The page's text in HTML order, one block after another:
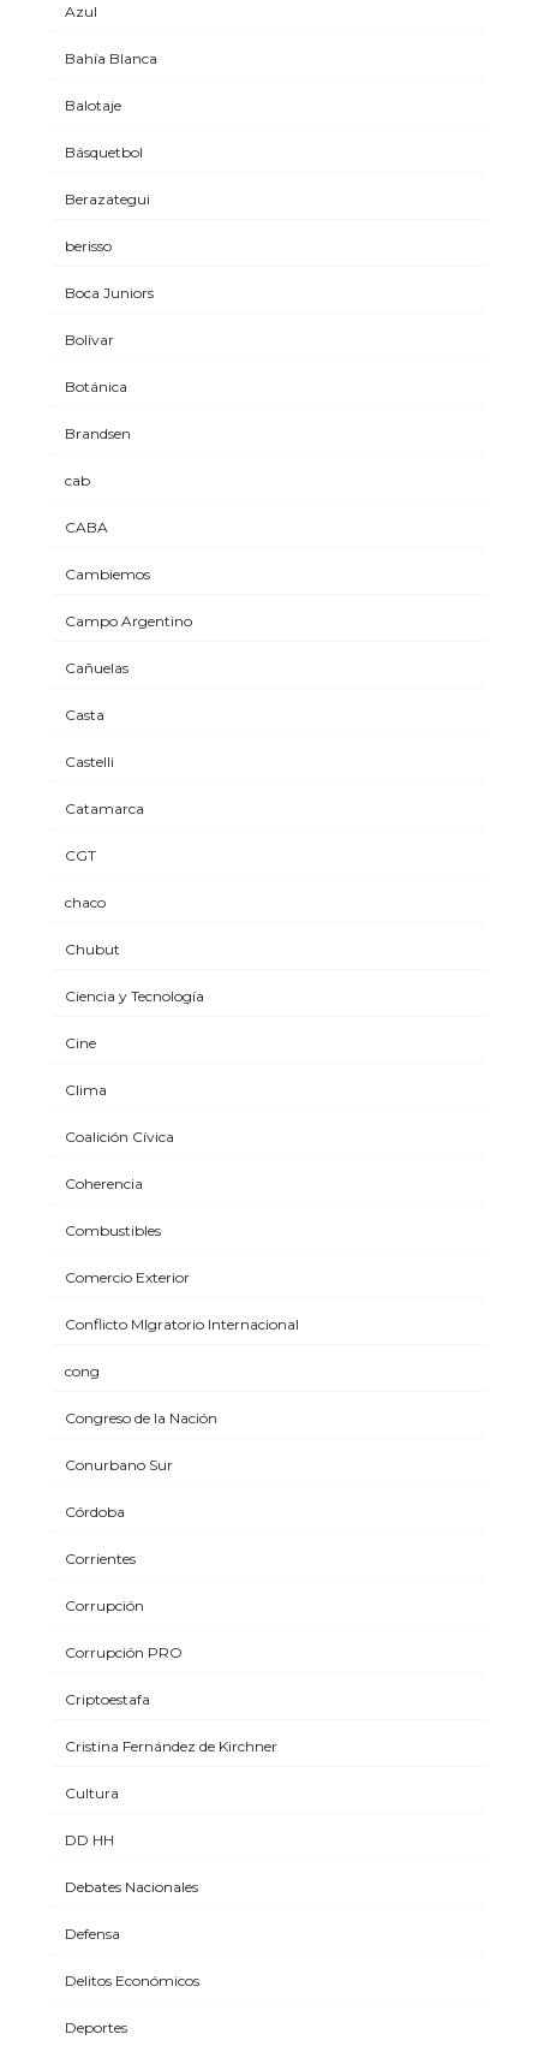
Azul
Bahía Blanca
Balotaje
Básquetbol
Berazategui
berisso
Boca Juniors
Bolívar
Botánica
Brandsen
cab
CABA
Cambiemos
Campo Argentino
Cañuelas
Casta
Castelli
Catamarca
CGT
chaco
Chubut
Ciencia y Tecnología
Cine
Clima
Coalición Cívica
Coherencia
Combustibles
Comercio Exterior
Conflicto MIgratorio Internacional
cong
Congreso de la Nación
Conurbano Sur
Córdoba
Corrientes
Corrupción
Corrupción PRO
Criptoestafa
Cristina Fernández de Kirchner
Cultura
DD HH
Debates Nacionales
Defensa
Delitos Económicos
Deportes